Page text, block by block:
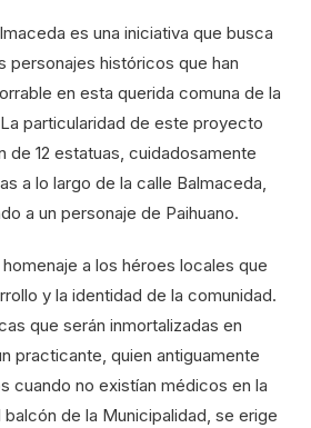
es una iniciativa que busca
personajes históricos que han
en esta querida comuna de la
particularidad de este proyecto
de 12 estatuas, cuidadosamente
a lo largo de la calle Balmaceda,
a un personaje de Paihuano.
a los héroes locales que
y la identidad de la comunidad.
que serán inmortalizadas en
practicante, quien antiguamente
cuando no existían médicos en la
de la Municipalidad, se erige